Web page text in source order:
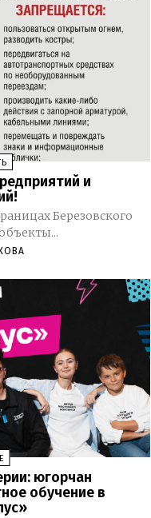
и
Березовского
югорчан
обучение в